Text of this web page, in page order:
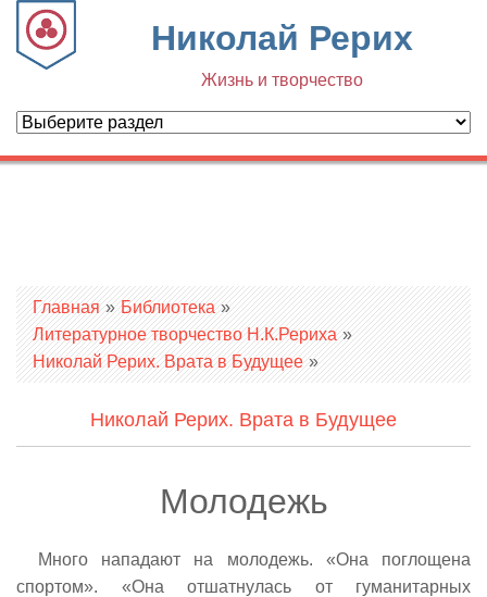
Николай Рерих
Жизнь и творчество
Вы здесь
Главная » Библиотека »
Литературное творчество Н.К.Рериха »
Николай Рерих. Врата в Будущее »
Николай Рерих. Врата в Будущее
Молодежь
Много нападают на молодежь. «Она поглощена
спортом». «Она отшатнулась от гуманитарных